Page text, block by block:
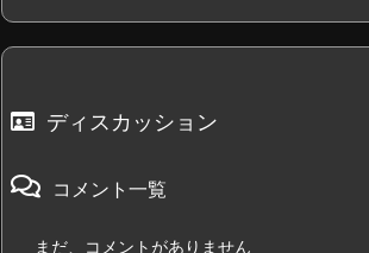
ディスカッション
コメント一覧
まだ、コメントがありません